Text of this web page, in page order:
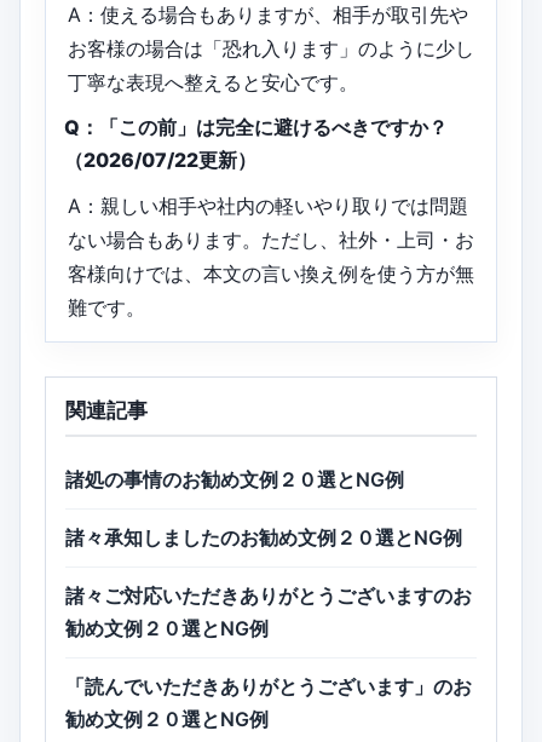
A：使える場合もありますが、相手が取引先や
お客様の場合は「恐れ入ります」のように少し
丁寧な表現へ整えると安心です。
Q：「この前」は完全に避けるべきですか？
（2026/07/22更新）
A：親しい相手や社内の軽いやり取りでは問題
ない場合もあります。ただし、社外・上司・お
客様向けでは、本文の言い換え例を使う方が無
難です。
関連記事
諸処の事情のお勧め文例２０選とNG例
諸々承知しましたのお勧め文例２０選とNG例
諸々ご対応いただきありがとうございますのお
勧め文例２０選とNG例
「読んでいただきありがとうございます」のお
勧め文例２０選とNG例